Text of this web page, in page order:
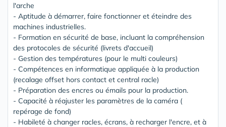
l'arche
- Aptitude à démarrer, faire fonctionner et éteindre des
machines industrielles.
- Formation en sécurité de base, incluant la compréhension
des protocoles de sécurité (livrets d'accueil)
- Gestion des températures (pour le multi couleurs)
- Compétences en informatique appliquée à la production
(recalage offset hors contact et central racle)
- Préparation des encres ou émails pour la production.
- Capacité à réajuster les paramètres de la caméra (
repérage de fond)
- Habileté à changer racles, écrans, à recharger l'encre, et à